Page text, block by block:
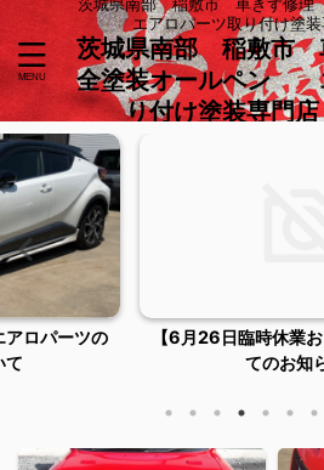
エアロパーツ取り付け塗
茨城県南部 稲敷市
全塗装オールペン
り付け塗装専
パーツの
【6月26日臨時休業およ
てのお知らせ